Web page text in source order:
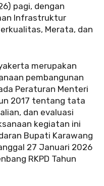
pagi, dengan
Infrastruktur
Merata, dan
merupakan
pembangunan
Peraturan Menteri
2017 tentang tata
dan evaluasi
kegiatan ini
Bupati Karawang
27 Januari 2026
RKPD Tahun